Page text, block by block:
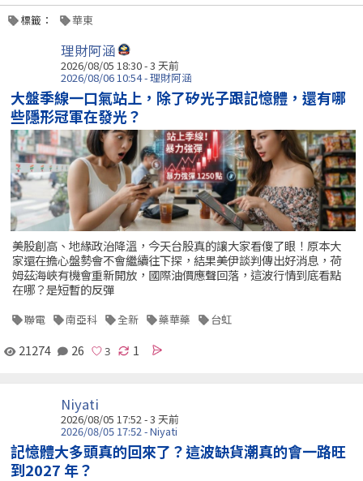
標籤： 華東
理財阿涵
2026/08/05 18:30 - 3 天前
2026/08/06 10:54 - 理財阿涵
大盤季線一口氣站上，除了矽光子跟記憶體，還有哪
些隱形冠軍在發光？
美股創高、地緣政治降溫，今天台股真的讓大家看傻了眼！原本大
家還在擔心盤勢會不會繼續往下探，結果美伊談判傳出好消息，荷
姆茲海峽有機會重新開放，國際油價應聲回落，這波行情到底看點
在哪？是短暫的反彈
聯電 南亞科 全新 藥華藥 台虹
21274 26 1
Niyati
2026/08/05 17:52 - 3 天前
2026/08/05 17:52 - Niyati
記憶體大多頭真的回來了？這波缺貨潮真的會一路旺
到2027 年？